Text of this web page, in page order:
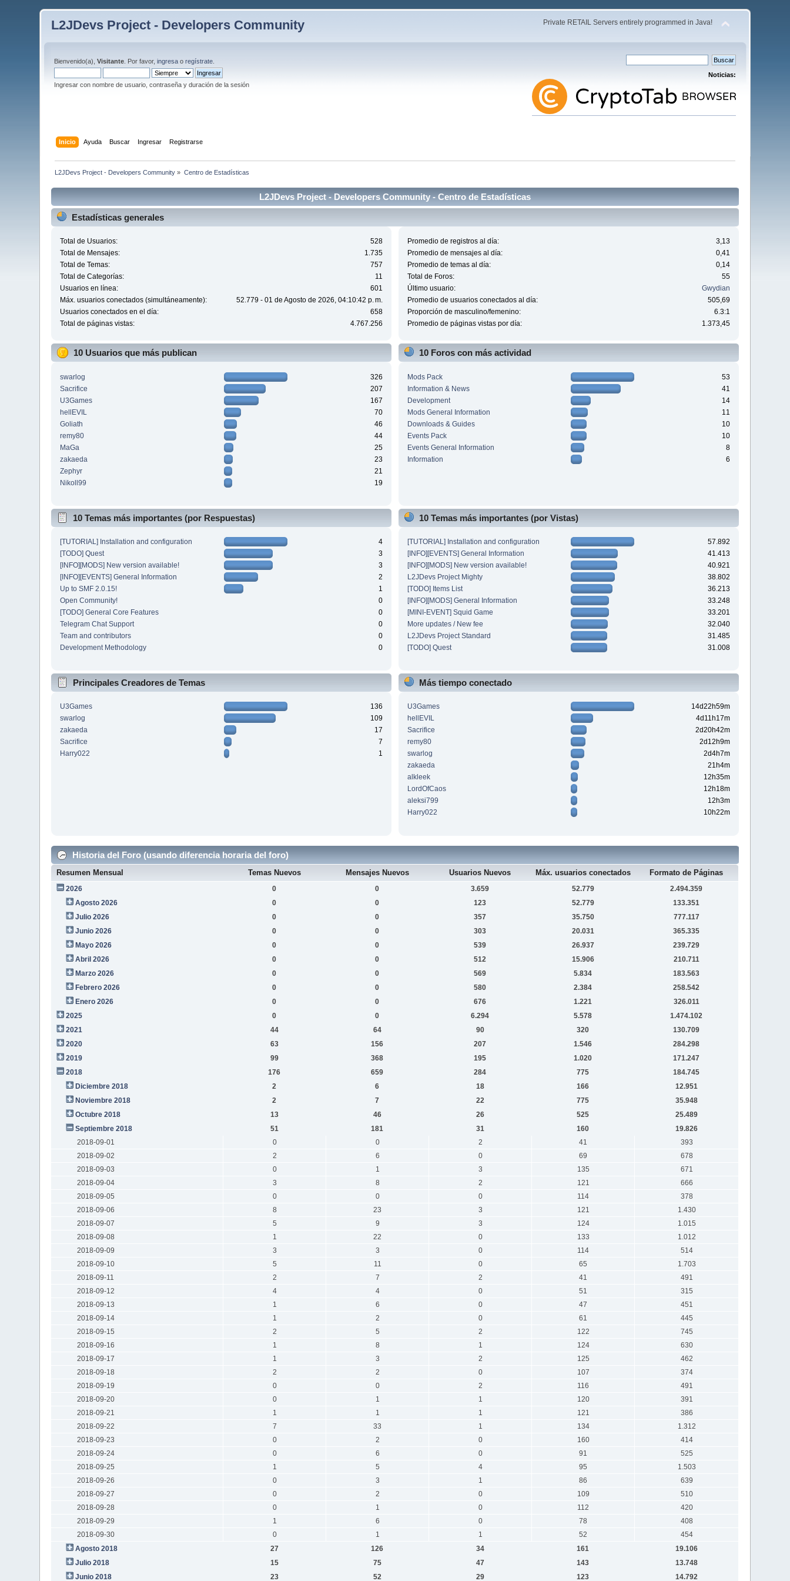
L2JDevs Project - Developers Community Private RETAIL Servers entirely programmed in Java!
Bienvenido(a),Visitante . Por favor,ingresa oregístrate
Ingresar con nombre de usuario, contraseña y duración de la sesión
Noticias:
Inicio Ayuda Buscar Ingresar Registrarse
L2JDevs Project - Developers Community » Centro de Estadísticas
L2JDevs Project - Developers Community - Centro de Estadísticas
Estadísticas generales
Total de Usuarios:
528
Total de Mensajes:
1.735
Total de Temas:
757
Total de Categorías:
11
Usuarios en línea:
601
Máx. usuarios conectados (simultáneamente):
52.779 - 01 de Agosto de 2026, 04:10:42 p. m.
Usuarios conectados en el día:
658
Total de páginas vistas:
4.767.256
Promedio de registros al día:
3,13
Promedio de mensajes al día:
0,41
Promedio de temas al día:
0,14
Total de Foros:
55
Último usuario:
Gwydian
Promedio de usuarios conectados al día:
505,69
Proporción de masculino/femenino:
6.3:1
Promedio de páginas vistas por día:
1.373,45
10 Usuarios que más publican
swarlog
326
Sacrifice
207
U3Games
167
hellEVIL
70
Goliath
46
remy80
44
MaGa
25
zakaeda
23
Zephyr
21
Nikoll99
19
10 Foros con más actividad
Mods Pack
53
Information & News
41
Development
14
Mods General Information
11
Downloads & Guides
10
Events Pack
10
Events General Information
8
Information
6
10 Temas más importantes (por Respuestas)
[TUTORIAL] Installation and configuration
4
[TODO] Quest
3
[INFO][MODS] New version available!
3
[INFO][EVENTS] General Information
2
Up to SMF 2.0.15!
1
Open Community!
0
[TODO] General Core Features
0
Telegram Chat Support
0
Team and contributors
0
Development Methodology
0
10 Temas más importantes (por Vistas)
[TUTORIAL] Installation and configuration
57.892
[INFO][EVENTS] General Information
41.413
[INFO][MODS] New version available!
40.921
L2JDevs Project Mighty
38.802
[TODO] Items List
36.213
[INFO][MODS] General Information
33.248
[MINI-EVENT] Squid Game
33.201
More updates / New fee
32.040
L2JDevs Project Standard
31.485
[TODO] Quest
31.008
Principales Creadores de Temas
U3Games
136
swarlog
109
zakaeda
17
Sacrifice
7
Harry022
1
Más tiempo conectado
U3Games
14d22h59m
hellEVIL
4d11h17m
Sacrifice
2d20h42m
remy80
2d12h9m
swarlog
2d4h7m
zakaeda
21h4m
alkleek
12h35m
LordOfCaos
12h18m
aleksi799
12h3m
Harry022
10h22m
Historia del Foro (usando diferencia horaria del foro)
Resumen Mensual Temas Nuevos Mensajes Nuevos Usuarios Nuevos Máx. usuarios conectados Formato de Páginas
2026 0 0 3.659 52.779
2.494.359
Agosto 2026
0 0 123 52.779
133.351
Julio 2026
0 0 357 35.750
777.117
Junio 2026
0 0 303 20.031
365.335
Mayo 2026
0 0 539 26.937
239.729
Abril 2026
0 0 512 15.906
210.711
Marzo 2026
0 0 569 5.834
183.563
Febrero 2026
0 0 580 2.384
258.542
Enero 2026
0 0 676 1.221
326.011
2025
0 0 6.294 5.578
1.474.102
2021
44 64 90 320
130.709
2020
63 156 207 1.546
284.298
2019
99 368 195 1.020
171.247
2018
176 659 284 775
184.745
Diciembre 2018
2 6 18 166
12.951
Noviembre 2018
2 7 22 775
35.948
Octubre 2018
13 46 26 525
25.489
Septiembre 2018
51 181 31 160
19.826
2018-09-01
0 0 2 41
393
2018-09-02
2 6 0 69
678
2018-09-03
0 1 3 135
671
2018-09-04
3 8 2 121
666
2018-09-05
0 0 0 114
378
2018-09-06
8 23 3 121
1.430
2018-09-07
5 9 3 124
1.015
2018-09-08
1 22 0 133
1.012
2018-09-09
3 3 0 114
514
2018-09-10
5 11 0 65
1.703
2018-09-11
2 7 2 41
491
2018-09-12
4 4 0 51
315
2018-09-13
1 6 0 47
451
2018-09-14
1 2 0 61
445
2018-09-15
2 5 2 122
745
2018-09-16
1 8 1 124
630
2018-09-17
1 3 2 125
462
2018-09-18
2 2 0 107
374
2018-09-19
0 0 2 116
491
2018-09-20
0 1 1 120
391
2018-09-21
1 1 1 121
386
2018-09-22
7 33 1 134
1.312
2018-09-23
0 2 0 160
414
2018-09-24
0 6 0 91
525
2018-09-25
1 5 4 95
1.503
2018-09-26
0 3 1 86
639
2018-09-27
0 2 0 109
510
2018-09-28
0 1 0 112
420
2018-09-29
1 6 0 78
408
2018-09-30
0 1 1 52
454
Agosto 2018
27 126 34 161
19.106
Julio 2018
15 75 47 143
13.748
Junio 2018
23 52 29 123 14.792